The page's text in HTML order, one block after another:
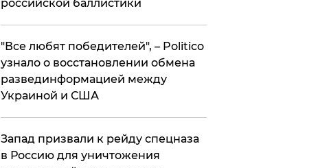
российской баллистики
​"Все любят победителей", – Politico
узнало о восстановлении обмена
развединформацией между
Украиной и США
Запад призвали к рейду спецназа
в Россию для уничтожения